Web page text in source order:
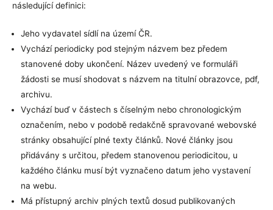
následující definici:
Jeho vydavatel sídlí na území ČR.
Vychází periodicky pod stejným názvem bez předem
stanovené doby ukončení. Název uvedený ve formuláři
žádosti se musí shodovat s názvem na titulní obrazovce, pdf,
archivu.
Vychází buď v částech s číselným nebo chronologickým
označením, nebo v podobě redakčně spravované webovské
stránky obsahující plné texty článků. Nové články jsou
přidávány s určitou, předem stanovenou periodicitou, u
každého článku musí být vyznačeno datum jeho vystavení
na webu.
Má přístupný archiv plných textů dosud publikovaných